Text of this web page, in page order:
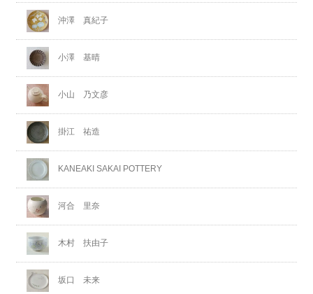
沖澤 真紀子
小澤 基晴
小山 乃文彦
掛江 祐造
KANEAKI SAKAI POTTERY
河合 里奈
木村 扶由子
坂口 未来